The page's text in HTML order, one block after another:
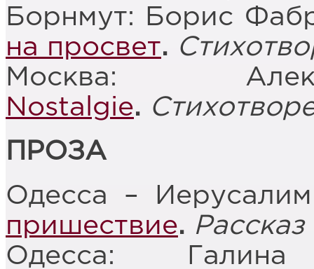
Борнмут: Борис
на просвет.
Москва:
Nostalgie.
ПРОЗА
Одесса –
пришествие.
Одесса: